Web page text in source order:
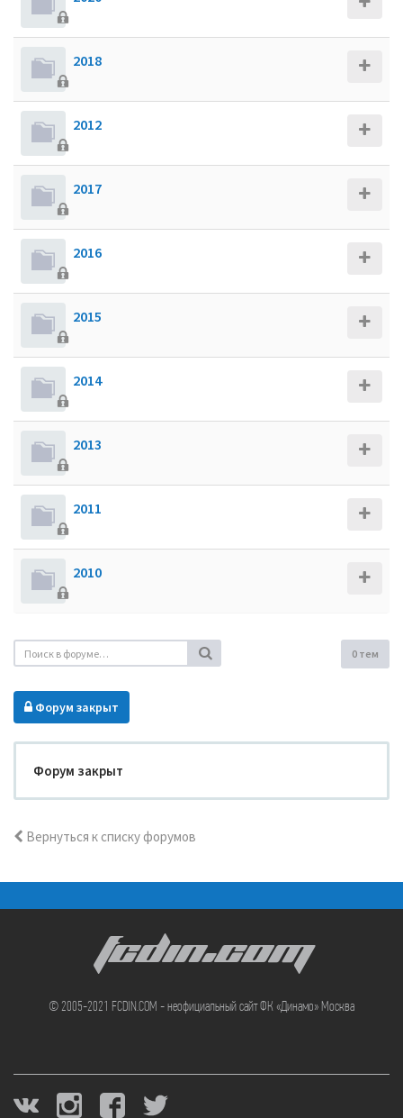
2018
2012
2017
2016
2015
2014
2013
2011
2010
0 тем
Форум закрыт
Форум закрыт
Вернуться к списку форумов
FCDIN.COM
© 2005-2021 FCDIN.COM - неофициальный сайт ФК «Динамо» Москва